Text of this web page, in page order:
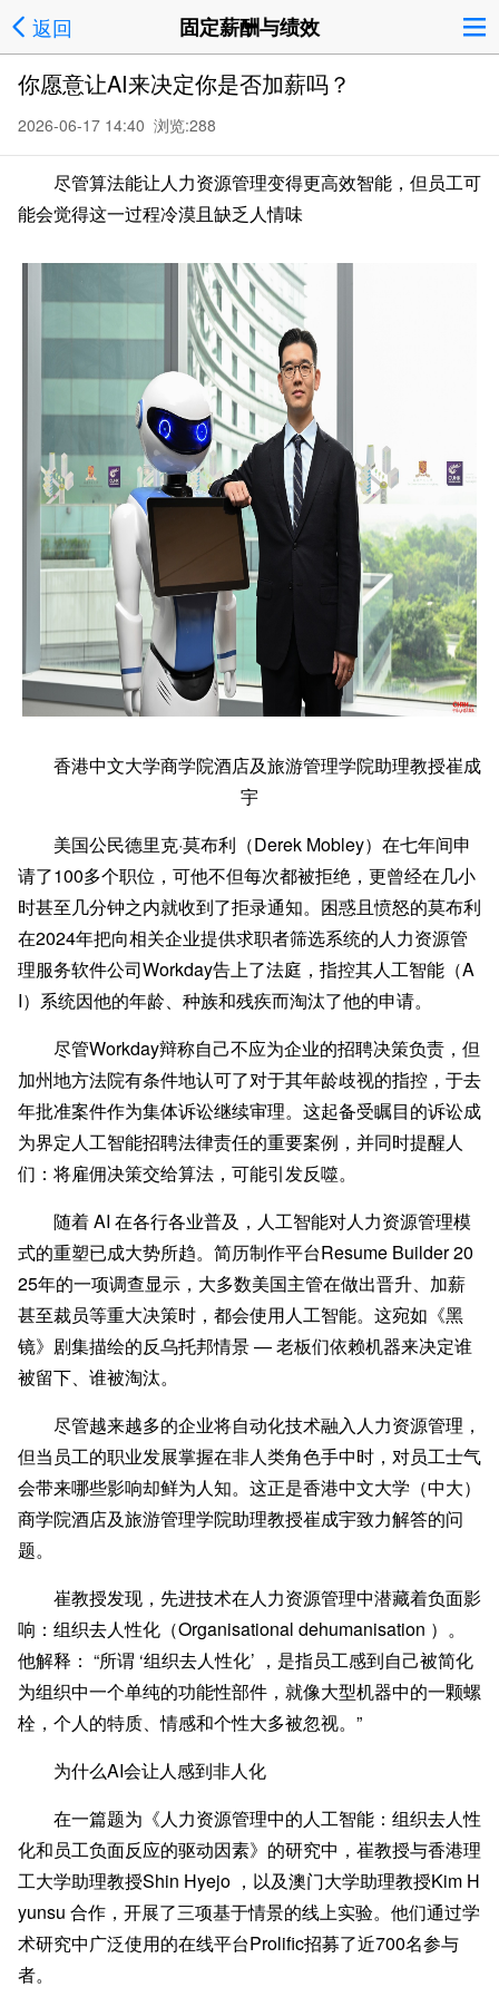
返回 固定薪酬与绩效
你愿意让AI来决定你是否加薪吗？
2026-06-17 14:40 浏览:288
尽管算法能让人力资源管理变得更高效智能，但员工可
能会觉得这一过程冷漠且缺乏人情味
香港中文大学商学院酒店及旅游管理学院助理教授崔成
宇
美国公民德里克·莫布利（Derek Mobley）在七年间申
请了100多个职位，可他不但每次都被拒绝，更曾经在几小
时甚至几分钟之内就收到了拒录通知。困惑且愤怒的莫布利
在2024年把向相关企业提供求职者筛选系统的人力资源管
理服务软件公司Workday告上了法庭，指控其人工智能（A
I）系统因他的年龄、种族和残疾而淘汰了他的申请。
尽管Workday辩称自己不应为企业的招聘决策负责，但
加州地方法院有条件地认可了对于其年龄歧视的指控，于去
年批准案件作为集体诉讼继续审理。这起备受瞩目的诉讼成
为界定人工智能招聘法律责任的重要案例，并同时提醒人
们：将雇佣决策交给算法，可能引发反噬。
随着 AI 在各行各业普及，人工智能对人力资源管理模
式的重塑已成大势所趋。简历制作平台Resume Builder 20
25年的一项调查显示，大多数美国主管在做出晋升、加薪
甚至裁员等重大决策时，都会使用人工智能。这宛如《黑
镜》剧集描绘的反乌托邦情景 — 老板们依赖机器来决定谁
被留下、谁被淘汰。
尽管越来越多的企业将自动化技术融入人力资源管理，
但当员工的职业发展掌握在非人类角色手中时，对员工士气
会带来哪些影响却鲜为人知。这正是香港中文大学（中大）
商学院酒店及旅游管理学院助理教授崔成宇致力解答的问
题。
崔教授发现，先进技术在人力资源管理中潜藏着负面影
响：组织去人性化（Organisational dehumanisation ）。
他解释： “所谓 ‘组织去人性化’ ，是指员工感到自己被简化
为组织中一个单纯的功能性部件，就像大型机器中的一颗螺
栓，个人的特质、情感和个性大多被忽视。”
为什么AI会让人感到非人化
在一篇题为《人力资源管理中的人工智能：组织去人性
化和员工负面反应的驱动因素》的研究中，崔教授与香港理
工大学助理教授Shin Hyejo ，以及澳门大学助理教授Kim H
yunsu 合作，开展了三项基于情景的线上实验。他们通过学
术研究中广泛使用的在线平台Prolific招募了近700名参与
者。